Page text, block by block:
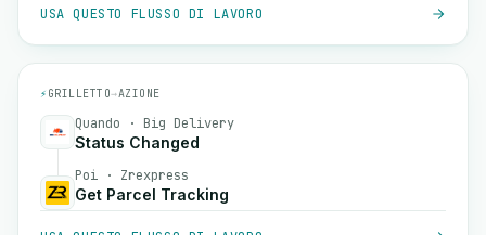
USA QUESTO FLUSSO DI LAVORO
⚡ GRILLETTO→AZIONE
Quando · Big Delivery
Status Changed
Poi · Zrexpress
Get Parcel Tracking